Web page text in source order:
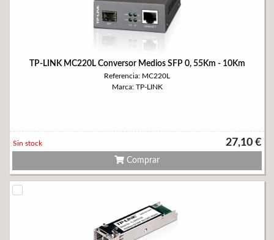
TP-LINK MC220L Conversor Medios SFP 0, 55Km - 10Km
Referencia: MC220L
Marca: TP-LINK
27,10 €
Sin stock
Comprar